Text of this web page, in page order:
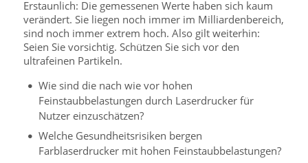
Erstaunlich: Die gemessenen Werte haben sich kaum
verändert. Sie liegen noch immer im Milliardenbereich,
sind noch immer extrem hoch. Also gilt weiterhin:
Seien Sie vorsichtig. Schützen Sie sich vor den
ultrafeinen Partikeln.
Wie sind die nach wie vor hohen
Feinstaubbelastungen durch Laserdrucker für
Nutzer einzuschätzen?
Welche Gesundheitsrisiken bergen
Farblaserdrucker mit hohen Feinstaubbelastungen?